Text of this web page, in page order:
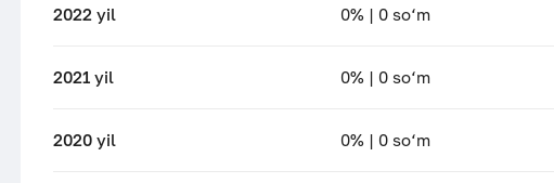
2022 yil 0% | 0 so‘m
2021 yil 0% | 0 so‘m
2020 yil 0% | 0 so‘m